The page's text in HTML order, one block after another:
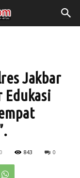
Jakbar
Edukasi
843 0